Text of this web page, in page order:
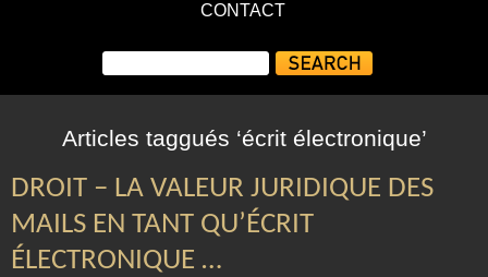
CONTACT
Articles taggués ‘écrit électronique’
DROIT – LA VALEUR JURIDIQUE DES
MAILS EN TANT QU’ÉCRIT
ÉLECTRONIQUE …